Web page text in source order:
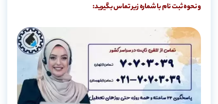
و نحوه ثبت نام با شماره زیر تماس بگیرید: